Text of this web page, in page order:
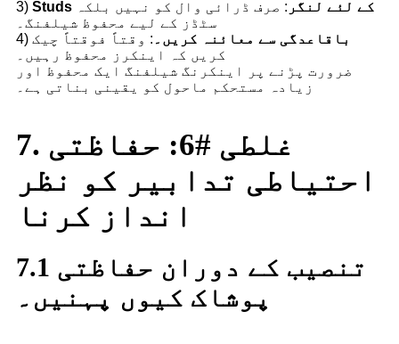
3) Studs کے لئے لنگر : صرف ڈرائی وال کو نہیں بلکہ
سٹڈز کے لیے محفوظ شیلفنگ۔
4)
باقاعدگی سے معائنہ کریں۔ : وقتاً فوقتاً چیک
کریں کہ اینکرز محفوظ رہیں۔
ضرورت پڑنے پر اینکرنگ شیلفنگ ایک محفوظ اور
زیادہ مستحکم ماحول کو یقینی بناتی ہے۔
7. غلطی #6: حفاظتی
احتیاطی تدابیر کو نظر
انداز کرنا
7.1 تنصیب کے دوران حفاظتی
پوشاک کیوں پہنیں۔